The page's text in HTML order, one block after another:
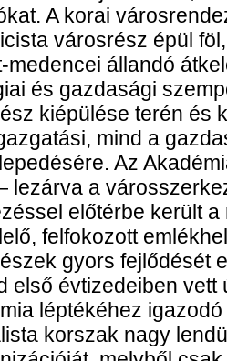
A korai
városrész épül
medencei állandó
és gazdasági
kiépülése terén és
mind a
Az
lezárva a
előtérbe került
felfokozott
gyors fejlődését
első évtizedeiben vett
léptékéhez
korszak nagy